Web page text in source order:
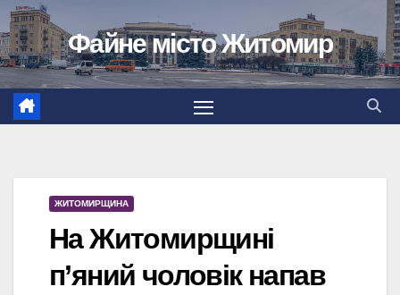
Перейти
до
вмісту
Файне місто Житомир
ЖИТОМИРЩИНА
На Житомирщині
п’яний чоловік напав